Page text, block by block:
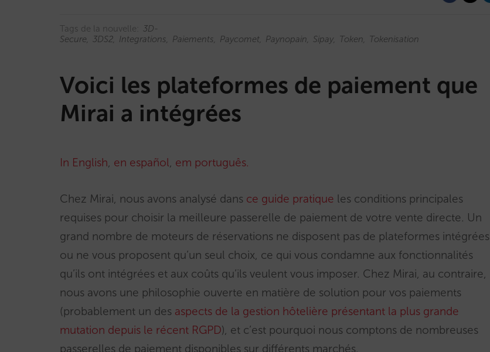
Tags de la nouvelle:
3D-
Secure
3DS2 Integrations Paiements Paycomet Paynopain Sipay Token Tokenisation
Voici les plateformes de paiement que
Mirai a intégrées
In English, en español, em português.
Chez Mirai, nous avons analysé dans ce guide pratique les conditions principales
requises pour choisir la meilleure passerelle de paiement de votre vente directe. Un
grand nombre de moteurs de réservations ne disposent pas de plateformes intégrées
ou ne vous proposent qu’un seul choix, ce qui vous condamne aux fonctionnalités
qu’ils ont intégrées et aux coûts qu’ils veulent vous imposer. Chez Mirai, au contraire,
nous avons une philosophie ouverte en matière de solution pour vos paiements
(probablement un des aspects de la gestion hôtelière présentant la plus grande
mutation depuis le récent RGPD), et c’est pourquoi nous comptons de nombreuses
passerelles de paiement disponibles sur différents marchés.